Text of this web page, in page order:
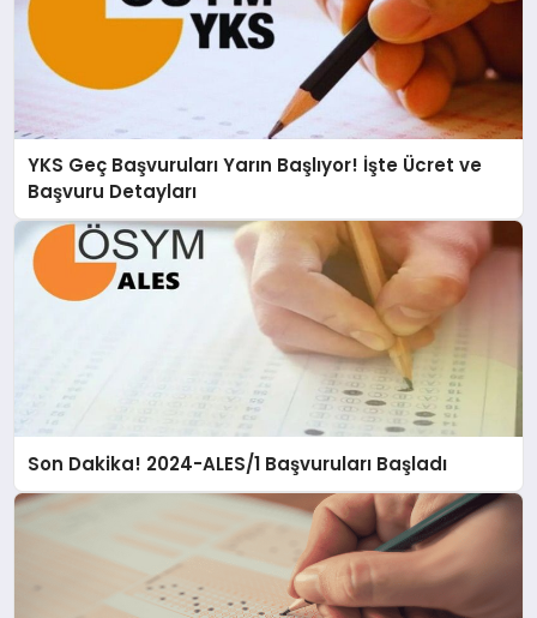
YKS Geç Başvuruları Yarın Başlıyor! İşte Ücret ve
Başvuru Detayları
Son Dakika! 2024-ALES/1 Başvuruları Başladı